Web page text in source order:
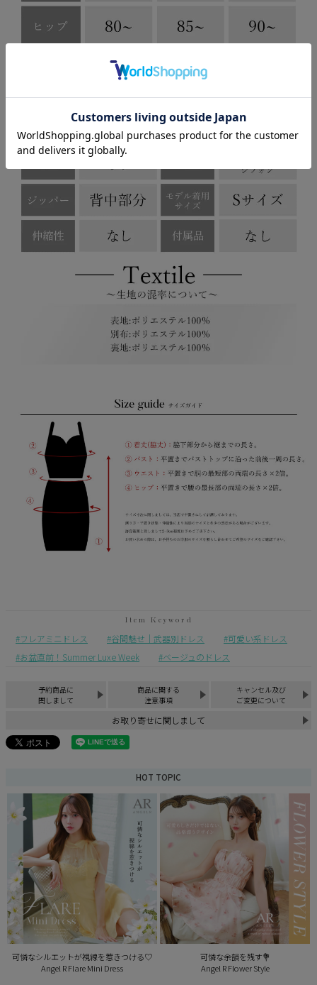
フレアミニドレス 谷間魅せ｜武器別ドレス
可愛い系ドレス
お盆直前！Summer Luxe Week
ベージュのドレス
予約商品に
関しまして
商品に関する
注意事項
キャンセル及び
ご変更について
お取り寄せに関しまして
HOT TOPIC
可憐なシルエットが視線を惹きつける♡
Angel R Flare Mini Dress
可憐な余韻を残す💐
Angel R Flower Style